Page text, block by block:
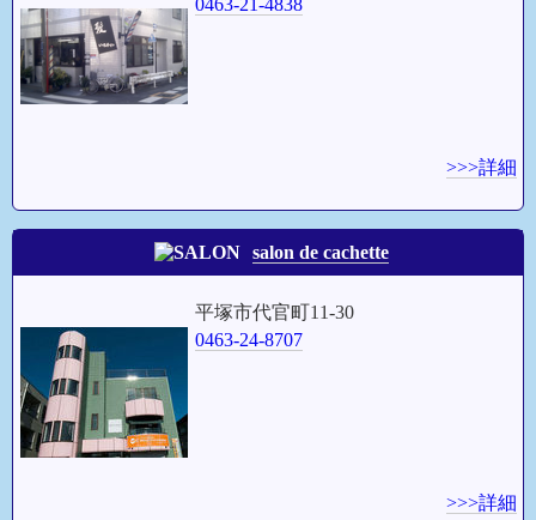
0463-21-4838
>>>詳細
salon de cachette
平塚市代官町11-30
0463-24-8707
>>>詳細